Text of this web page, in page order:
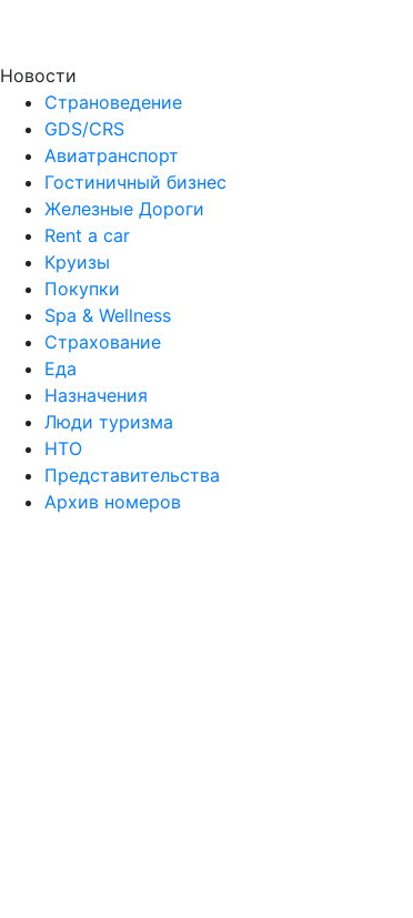
Новости
Страноведение
GDS/CRS
Авиатранспорт
Гостиничный бизнес
Железные Дороги
Rent a car
Круизы
Покупки
Spa & Wellness
Страхование
Еда
Назначения
Люди туризма
НТО
Представительства
Архив номеров